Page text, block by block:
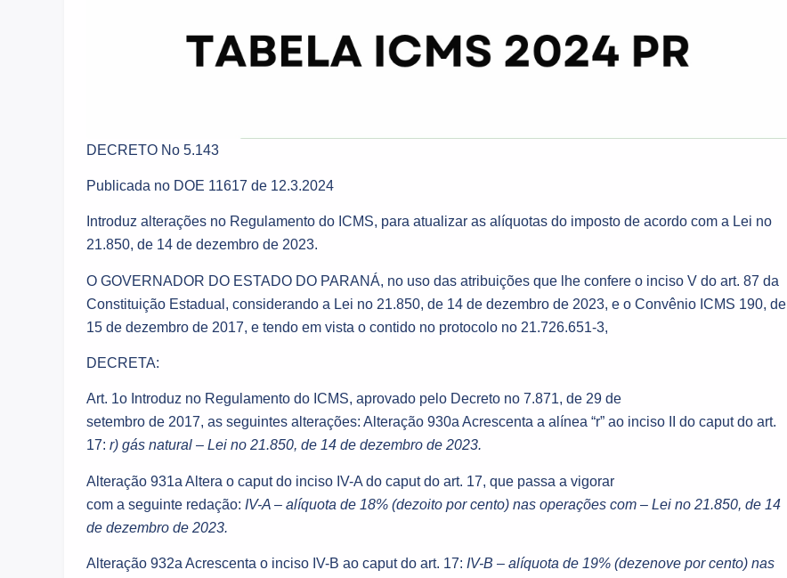
DECRETO No 5.143
Publicada no DOE 11617 de 12.3.2024
Introduz alterações no Regulamento do ICMS, para atualizar as alíquotas do imposto de acordo com a Lei no
21.850, de 14 de dezembro de 2023.
O GOVERNADOR DO ESTADO DO PARANÁ, no uso das atribuições que lhe confere o inciso V do art. 87 da
Constituição Estadual, considerando a Lei no 21.850, de 14 de dezembro de 2023, e o Convênio ICMS 190, de
15 de dezembro de 2017, e tendo em vista o contido no protocolo no 21.726.651-3,
DECRETA:
Art. 1o Introduz no Regulamento do ICMS, aprovado pelo Decreto no 7.871, de 29 de
setembro de 2017, as seguintes alterações: Alteração 930a Acrescenta a alínea “r” ao inciso II do caput do art.
17: r) gás natural – Lei no 21.850, de 14 de dezembro de 2023.
Alteração 931a Altera o caput do inciso IV-A do caput do art. 17, que passa a vigorar
com a seguinte redação: IV-A – alíquota de 18% (dezoito por cento) nas operações com – Lei no 21.850, de 14
de dezembro de 2023.
Alteração 932a Acrescenta o inciso IV-B ao caput do art. 17: IV-B – alíquota de 19% (dezenove por cento) nas